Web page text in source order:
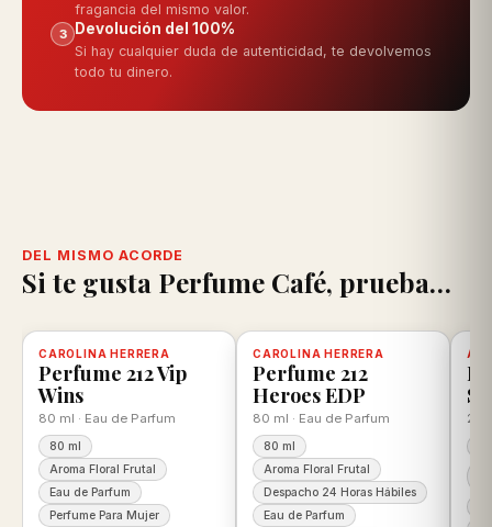
fragancia del mismo valor.
3 Devolución del 100%
Si hay cualquier duda de autenticidad, te devolvemos
todo tu dinero.
DEL MISMO ACORDE
Si te gusta Perfume Café, prueba…
Disponible, con descuentoDisponible, con descuento
-12% 100% ORIGINAL
CAROLINA HERRERA
Perfume 212 Vip
Wins
80 ml · Eau de Parfum
80 ml
Aroma Floral Frutal
Eau de Parfum
Perfume Para Mujer
-11% 100% ORIGINAL
CAROLINA HERRERA
Perfume 212
Heroes EDP
80 ml · Eau de Parfum
80 ml
Aroma Floral Frutal
Despacho 24 Horas Hábiles
Eau de Parfum